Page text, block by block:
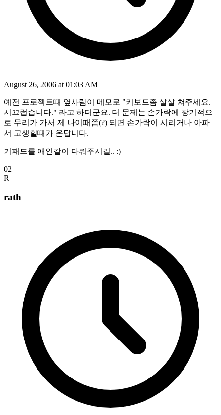
August 26, 2006 at 01:03 AM
예전 프로젝트때 옆사람이 메모로 "키보드좀 살살 쳐주세요.
시끄럽습니다." 라고 하더군요. 더 문제는 손가락에 장기적으
로 무리가 가서 제 나이때쯤(?) 되면 손가락이 시리거나 아파
서 고생할때가 온답니다.
키패드를 애인같이 다뤄주시길.. :)
02
R
rath